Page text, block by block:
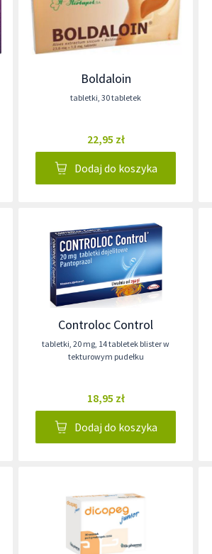
Boldaloin
tabletki, 30 tabletek
22,95 zł
Dodaj do koszyka
Controloc Control
tabletki, 20 mg, 14 tabletek blister w
tekturowym pudełku
18,95 zł
Dodaj do koszyka